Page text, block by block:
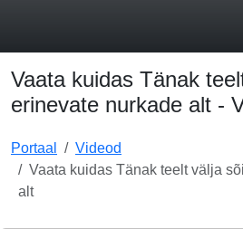
Vaata kuidas Tänak
erinevate nurkade alt -
Portaal
Videod
Vaata kuidas Tänak teelt välja
alt